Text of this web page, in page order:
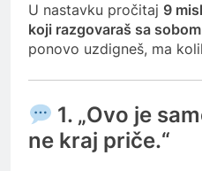
U nastavku pročitaj 9
koji razgovaraš sa sobom
ponovo uzdigneš, ma
1. „Ovo je
ne kraj priče.“